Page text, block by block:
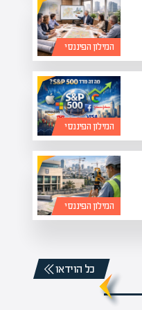
המילון הפיננסי
המילון הפיננסי
המילון הפיננסי
כל הוידאו